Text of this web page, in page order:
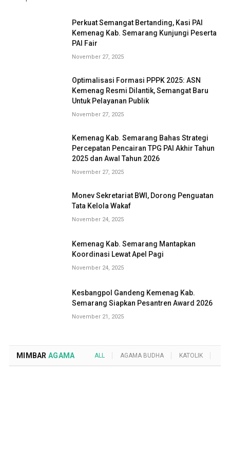
Perkuat Semangat Bertanding, Kasi PAI
Kemenag Kab. Semarang Kunjungi Peserta
PAI Fair
November 27, 2025
Optimalisasi Formasi PPPK 2025: ASN
Kemenag Resmi Dilantik, Semangat Baru
Untuk Pelayanan Publik
November 27, 2025
Kemenag Kab. Semarang Bahas Strategi
Percepatan Pencairan TPG PAI Akhir Tahun
2025 dan Awal Tahun 2026
November 27, 2025
Monev Sekretariat BWI, Dorong Penguatan
Tata Kelola Wakaf
November 24, 2025
Kemenag Kab. Semarang Mantapkan
Koordinasi Lewat Apel Pagi
November 24, 2025
Kesbangpol Gandeng Kemenag Kab.
Semarang Siapkan Pesantren Award 2026
November 21, 2025
MIMBAR AGAMA ALL AGAMA BUDHA KATOLIK